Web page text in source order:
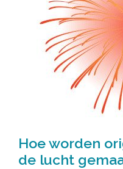
Hoe worden
de lucht